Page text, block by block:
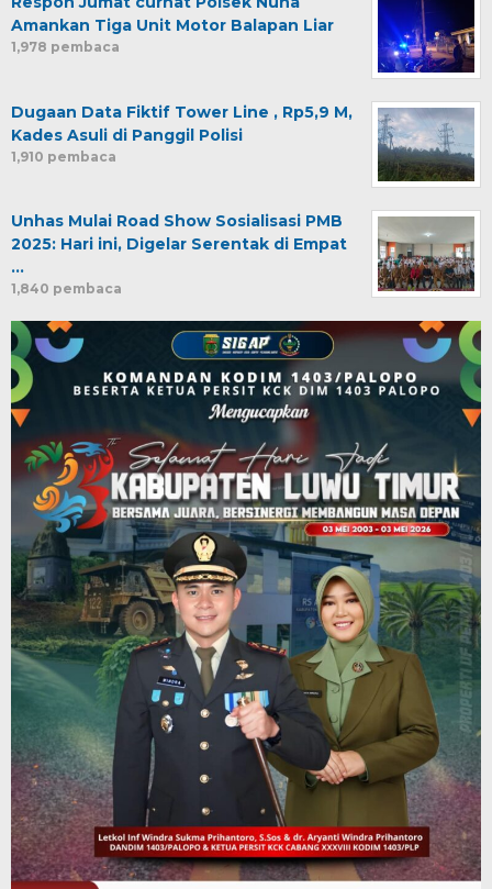
Amankan Tiga Unit Motor Balapan Liar
1,978 pembaca
Dugaan Data Fiktif Tower Line , Rp5,9 M,
Kades Asuli di Panggil Polisi
1,910 pembaca
Unhas Mulai Road Show Sosialisasi PMB
2025: Hari ini, Digelar Serentak di Empat
…
1,840 pembaca